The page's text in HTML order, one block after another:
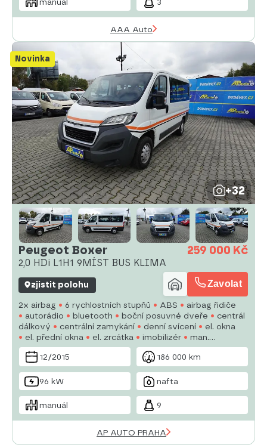
AAA Auto
Novinka
+32
Peugeot Boxer
2,0 HDi L1H1 9MÍST BUS KLIMA
259 000 Kč
zjistit polohu Zavolat
2x airbag 6 rychlostních stupňů ABS
airbag řidiče
autorádio
bluetooth boční posuvné dveře
centrál
dálkový
centrální zamykání denní svícení
el. okna
el. přední okna
el. zrcátka imobilizér
man.
klimatizace
12/2015
186 000 km
96 kW nafta
manuál 9
AP AUTO PRAHA